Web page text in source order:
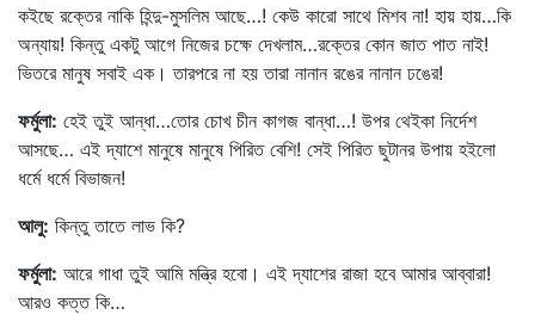
কইছে রক্তের নাকি হিন্দু-মুসলিম আছে…! কেউ কারো সাথে মিশব না! হায় হায়…কি
অন্যায়! কিন্তু একটু আগে নিজের চক্ষে দেখলাম…রক্তের কোন জাত পাত নাই!
ভিতরে মানুষ সবাই এক। তারপরে না হয় তারা নানান রঙের নানান ঢঙের!
ফর্মুলা: হেই তুই আন্ধা…তোর চোখ চীন কাগজ বান্ধা…! উপর থেইকা নির্দেশ
আসছে… এই দ্যাশে মানুষে মানুষে পিরিত বেশি! সেই পিরিত ছুটানর উপায় হইলো
ধর্মে ধর্মে বিভাজন!
আলু: কিন্তু তাতে লাভ কি?
ফর্মুলা: আরে গাধা তুই আমি মন্ত্রি হবো। এই দ্যাশের রাজা হবে আমার আব্বারা!
আরও কত্ত কি…